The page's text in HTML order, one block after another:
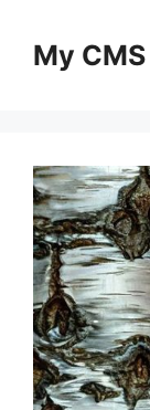
contentMy CMS